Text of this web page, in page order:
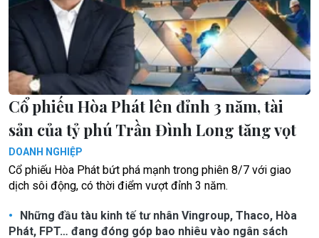
Cổ phiếu Hòa Phát lên đỉnh 3 năm, tài
sản của tỷ phú Trần Đình Long tăng vọt
DOANH NGHIỆP
Cổ phiếu Hòa Phát bứt phá mạnh trong phiên 8/7 với giao
dịch sôi động, có thời điểm vượt đỉnh 3 năm.
Những đầu tàu kinh tế tư nhân Vingroup, Thaco, Hòa
Phát, FPT… đang đóng góp bao nhiêu vào ngân sách